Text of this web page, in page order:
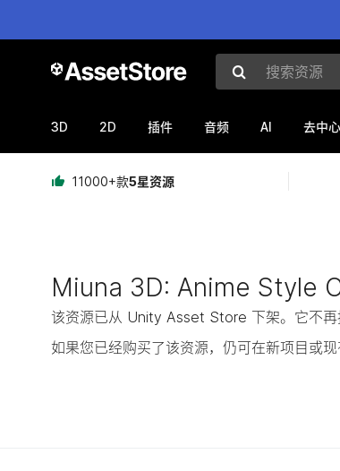
搜索资源
3D 2D 插件 音频 AI 去中
11000+款5星资源
Miuna 3D: Anime Style
该资源已从 Unity Asset Store 下架。它不再
如果您已经购买了该资源，仍可在新项目或